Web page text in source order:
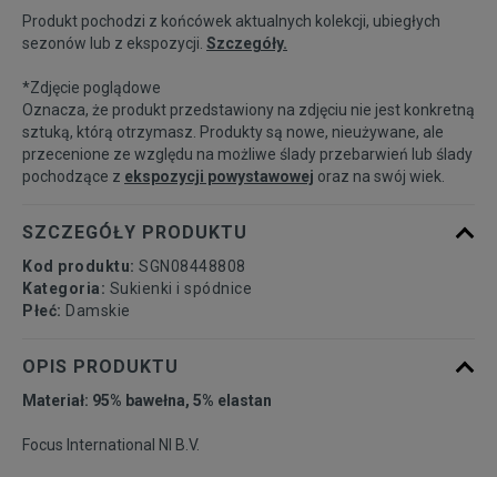
36 Powiadom o dostępności
38
40 Powiadom o dostępności
Produkt pochodzi z końcówek aktualnych kolekcji, ubiegłych
sezonów lub z ekspozycji. Szczegóły.
*Zdjęcie poglądowe
Oznacza, że produkt przedstawiony na zdjęciu nie jest konkretną
sztuką, którą otrzymasz. Produkty są nowe, nieużywane, ale
przecenione ze względu na możliwe ślady przebarwień lub ślady
pochodzące z ekspozycji powystawowej oraz na swój wiek.
SZCZEGÓŁY PRODUKTU
Kod produktu: SGN08448808
Kategoria: Sukienki i spódnice
Płeć: Damskie
OPIS PRODUKTU
Materiał: 95% bawełna, 5% elastan
Focus International Nl B.V.